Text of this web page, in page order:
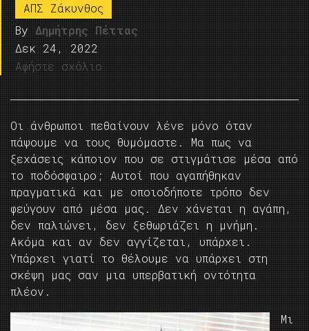
ΑΠΣ Ζάκυνθος
By Δημήτρης Πέττας
Δεκ 24, 2022
Αφήστε σχόλιο
Οι άνθρωποι πεθαίνουν λένε μόνο όταν
πάψουμε να τους θυμόμαστε. Μα πως να
ξεχάσεις κάποιον που σε στιγμάτισε μέσα από
το ποδόσφαιρο; Αυτοί που αγαπήθηκαν
πραγματικά και με οποιοδήποτε τρόπο δεν
φεύγουν από μέσα μας. Δεν χάνεται η αγάπη,
δεν παλιώνει, δεν ξεθωριάζει η μνήμη.
Ακόμα και αν δεν αγγίζεται, υπάρχει.
Υπάρχει γιατί το θέλουμε να υπάρχει στη
σκέψη μας σαν μια υπερβατική οντότητα
πλέον.
Mι